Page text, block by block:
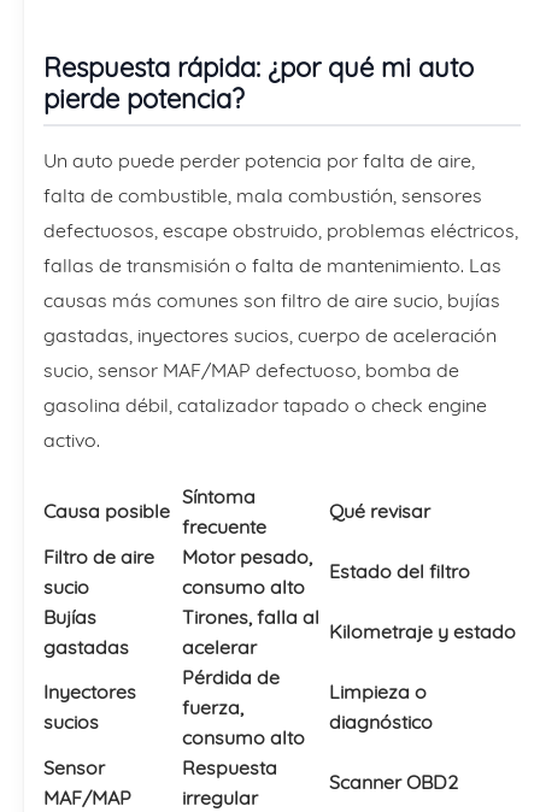
Respuesta rápida: ¿por qué mi auto
pierde potencia?
Un auto puede perder potencia por falta de aire,
falta de combustible, mala combustión, sensores
defectuosos, escape obstruido, problemas eléctricos,
fallas de transmisión o falta de mantenimiento. Las
causas más comunes son filtro de aire sucio, bujías
gastadas, inyectores sucios, cuerpo de aceleración
sucio, sensor MAF/MAP defectuoso, bomba de
gasolina débil, catalizador tapado o check engine
activo.
Causa posible
Síntoma
frecuente
Qué revisar
Filtro de aire
sucio
Motor pesado,
consumo alto
Estado del filtro
Bujías
gastadas
Tirones, falla al
acelerar
Kilometraje y estado
Inyectores
sucios
Pérdida de
fuerza,
consumo alto
Limpieza o
diagnóstico
Sensor
MAF/MAP
Respuesta
irregular
Scanner OBD2